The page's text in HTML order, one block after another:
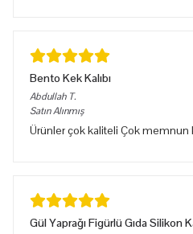
Bento Kek Kalıbı
Abdullah T.
Satın Alınmış
Ürünler çok kaliteli Çok memnun
Gül Yaprağı Figürlü Gıda Silikon